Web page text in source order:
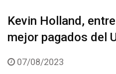
Kevin Holland,
mejor pagados del
07/08/2023